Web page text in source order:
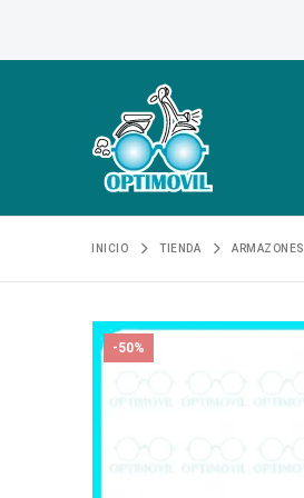
INICIO TIENDA ARMAZONES
-50%